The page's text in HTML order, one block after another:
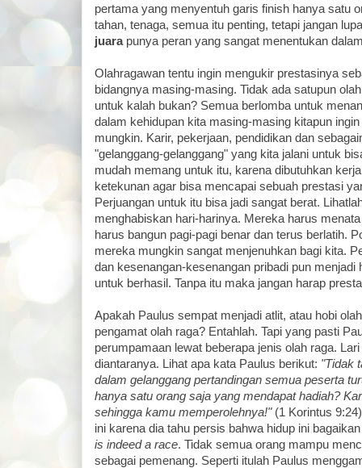
pertama yang menyentuh garis finish hanya satu
tahan, tenaga, semua itu penting, tetapi jangan
juarapunya peran yang sangat menentukan
Olahragawan tentu ingin mengukir prestasinya
bidangnya masing-masing. Tidak ada satupun
untuk kalah bukan? Semua berlomba untuk
dalam kehidupan kita masing-masing kitapun
mungkin. Karir, pekerjaan, pendidikan dan
"gelanggang-gelanggang" yang kita jalani untuk
mudah memang untuk itu, karena dibutuhkan
ketekunan agar bisa mencapai sebuah prestasi
Perjuangan untuk itu bisa jadi sangat berat.
menghabiskan hari-harinya. Mereka harus
harus bangun pagi-pagi benar dan terus berlatih.
mereka mungkin sangat menjenuhkan bagi kita.
dan kesenangan-kesenangan pribadi pun menjadi
untuk berhasil. Tanpa itu maka jangan harap
Apakah Paulus sempat menjadi atlit, atau hobi
pengamat olah raga? Entahlah. Tapi yang pasti
perumpamaan lewat beberapa jenis olah raga.
diantaranya. Lihat apa kata Paulus berikut: "Tidak
dalam gelanggang pertandingan semua peserta
hanya satu orang saja yang mendapat hadiah?
sehingga kamu memperolehnya!"(1 Korintus
ini karena dia tahu persis bahwa hidup ini
is indeed a race. Tidak semua orang mampu
sebagai pemenang. Seperti itulah Paulus